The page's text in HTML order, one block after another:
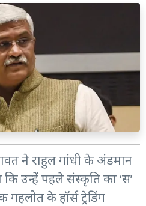
ने राहुल गांधी के अंडमान
उन्हें पहले संस्कृति का ‘स’
के हॉर्स ट्रेडिंग